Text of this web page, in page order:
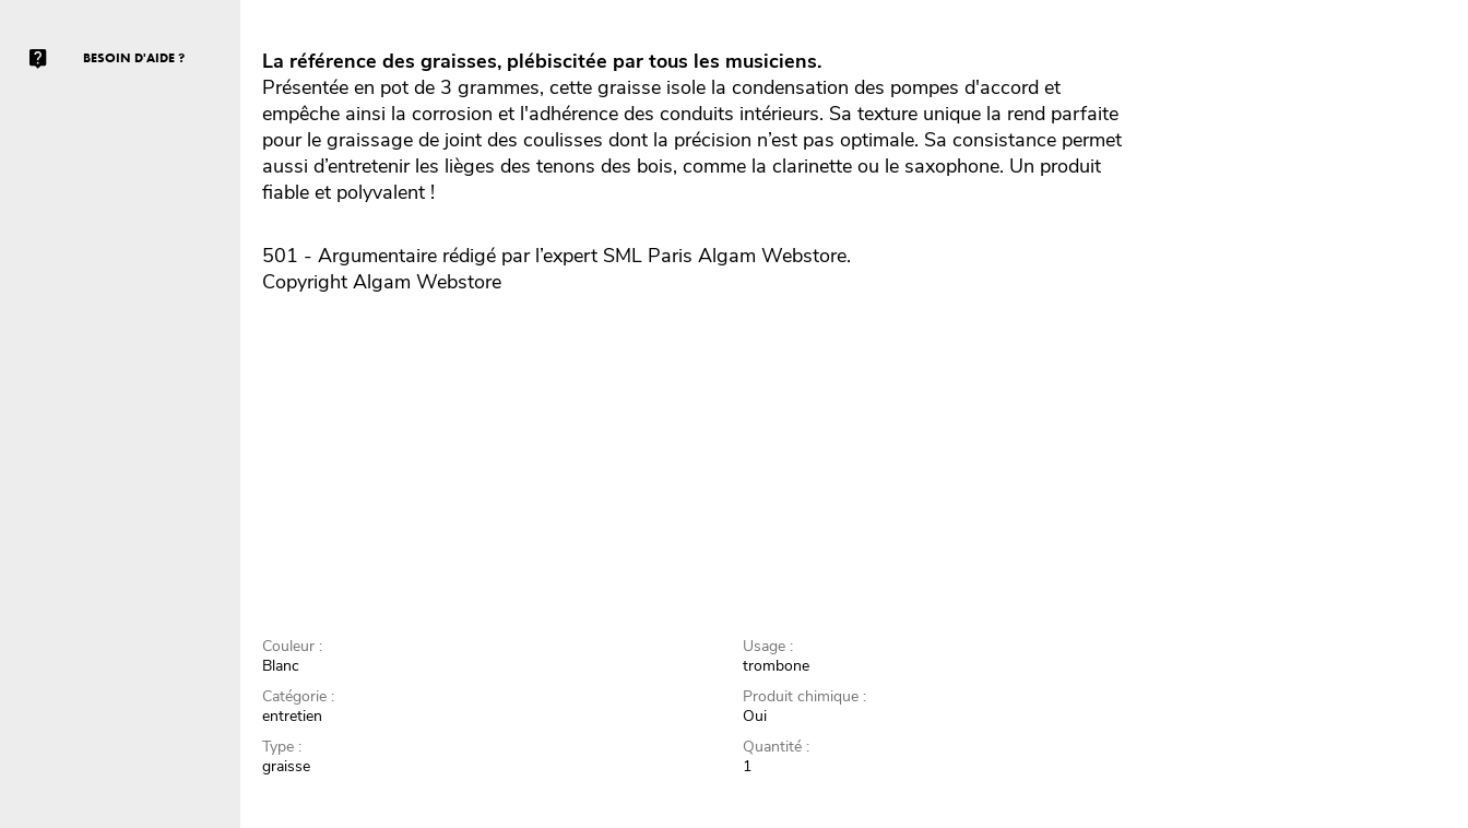
BESOIN D'AIDE ?
La référence des graisses, plébiscitée par tous les musiciens.
Présentée en pot de 3 grammes, cette graisse isole la condensation des pompes d'accord et
empêche ainsi la corrosion et l'adhérence des conduits intérieurs. Sa texture unique la rend parfaite
pour le graissage de joint des coulisses dont la précision n’est pas optimale. Sa consistance permet
aussi d’entretenir les lièges des tenons des bois, comme la clarinette ou le saxophone. Un produit
fiable et polyvalent !
501 - Argumentaire rédigé par l’expert SML Paris Algam Webstore.
Copyright Algam Webstore
Couleur :
Blanc
Catégorie :
entretien
Type :
graisse
Usage :
trombone
Produit chimique :
Oui
Quantité :
1